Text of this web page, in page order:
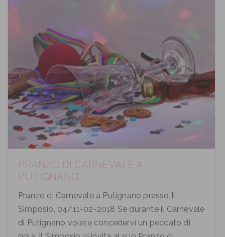
PRANZO DI CARNEVALE A
PUTIGNANO
Pranzo di Carnevale a Putignano presso Il
Simposio, 04/11-02-2018 Se durante il Carnevale
di Putignano volete concedervi un peccato di